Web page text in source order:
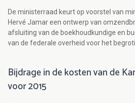
De ministerraad keurt op voorstel van
Hervé Jamar een ontwerp van
afsluiting van de boekhoudkundige en
van de federale overheid voor het
Bijdrage in de kosten van de
voor 2015